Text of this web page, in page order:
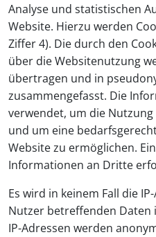
Analyse und statistischen
Website. Hierzu werden
Ziffer 4). Die durch den
über die Websitenutzung
übertragen und in
zusammengefasst. Die
verwendet, um die
und um eine
Website zu ermöglichen.
Informationen an Dritte
Es wird in keinem Fall die
Nutzer betreffenden Daten
IP-Adressen werden